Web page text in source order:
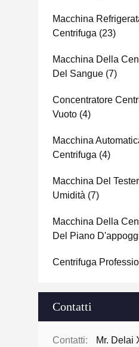
Macchina
Centrifuga (23)
Macchina Della
Del Sangue (7)
Concentratore
Vuoto (4)
Macchina
Centrifuga (4)
Macchina Del
Umidità (7)
Macchina Della
Del Piano
Centrifuga
Contatti
Contatti: